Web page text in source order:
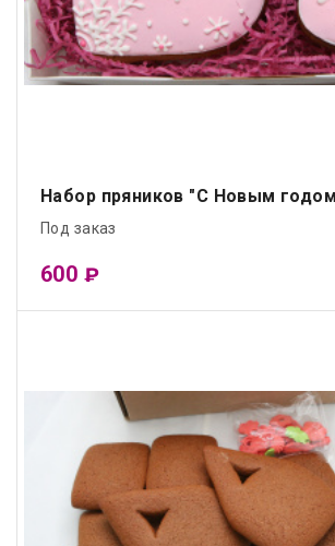
Набор пряников "С Новым
Под заказ
600 ₽